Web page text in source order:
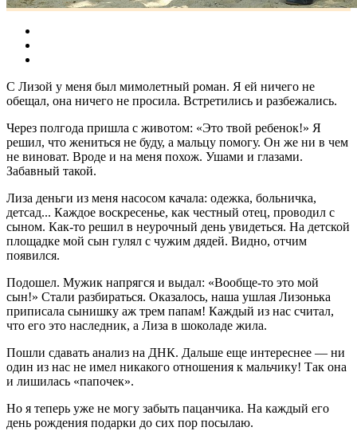
С Лизой у меня был мимолетный роман. Я ей ничего не
обещал, она ничего не просила. Встретились и разбежались.
Через полгода пришла с животом: «Это твой ребенок!» Я
решил, что жениться не буду, а мальцу помогу. Он же ни в чем
не виноват. Вроде и на меня похож. Ушами и глазами.
Забавный такой.
Лиза деньги из меня насосом качала: одежка, больничка,
детсад... Каждое воскресенье, как честный отец, проводил с
сыном. Как-то решил в неурочный день увидеться. На детской
площадке мой сын гулял с чужим дядей. Видно, отчим
появился.
Подошел. Мужик напрягся и выдал: «Вообще-то это мой
сын!» Стали разбираться. Оказалось, наша ушлая Лизонька
приписала сынишку аж трем папам! Каждый из нас считал,
что его это наследник, а Лиза в шоколаде жила.
Пошли сдавать анализ на ДНК. Дальше еще интереснее — ни
один из нас не имел никакого отношения к мальчику! Так она
и лишилась «папочек».
Но я теперь уже не могу забыть пацанчика. На каждый его
день рождения подарки до сих пор посылаю.